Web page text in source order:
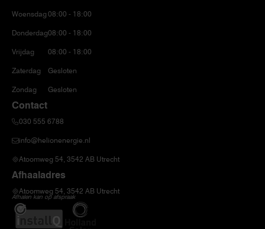
Woensdag
Donderdag
Vrijdag
Zaterdag
Zondag
08:00 - 18:00
08:00 - 18:00
08:00 - 18:00
Gesloten
Gesloten
Contact
030 555 6788
info@helionenergie.nl
Atoomweg 54, 3542 AB Utrecht
Afhaaladres
Atoomweg 54, 3542 AB Utrecht
Afhalen kan op afspraak